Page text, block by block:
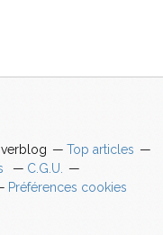
Top articles
C.G.U.
Préférences cookies